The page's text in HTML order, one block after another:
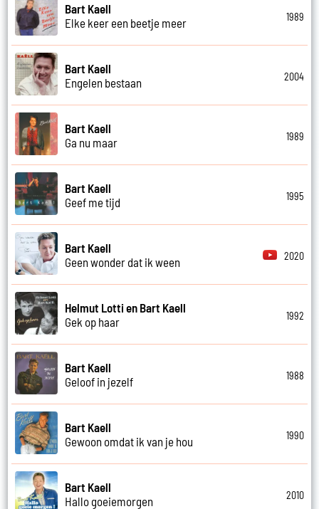
Bart Kaell
Elke keer een beetje meer
1989
Bart Kaell
Engelen bestaan
2004
Bart Kaell
Ga nu maar
1989
Bart Kaell
Geef me tijd
1995
Bart Kaell
Geen wonder dat ik ween
2020
Helmut Lotti en Bart Kaell
Gek op haar
1992
Bart Kaell
Geloof in jezelf
1988
Bart Kaell
Gewoon omdat ik van je hou
1990
Bart Kaell
Hallo goeiemorgen
2010